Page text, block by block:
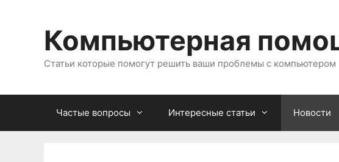
содержимомуКомпьютерная
Статьи которые помогут решить ваши проблемы с компьютером
Частые вопросы Интересные статьи Новости